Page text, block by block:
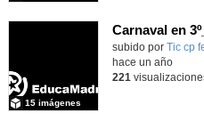
Contenido
subido por Tic cp
15 imágenes
hace un año
221